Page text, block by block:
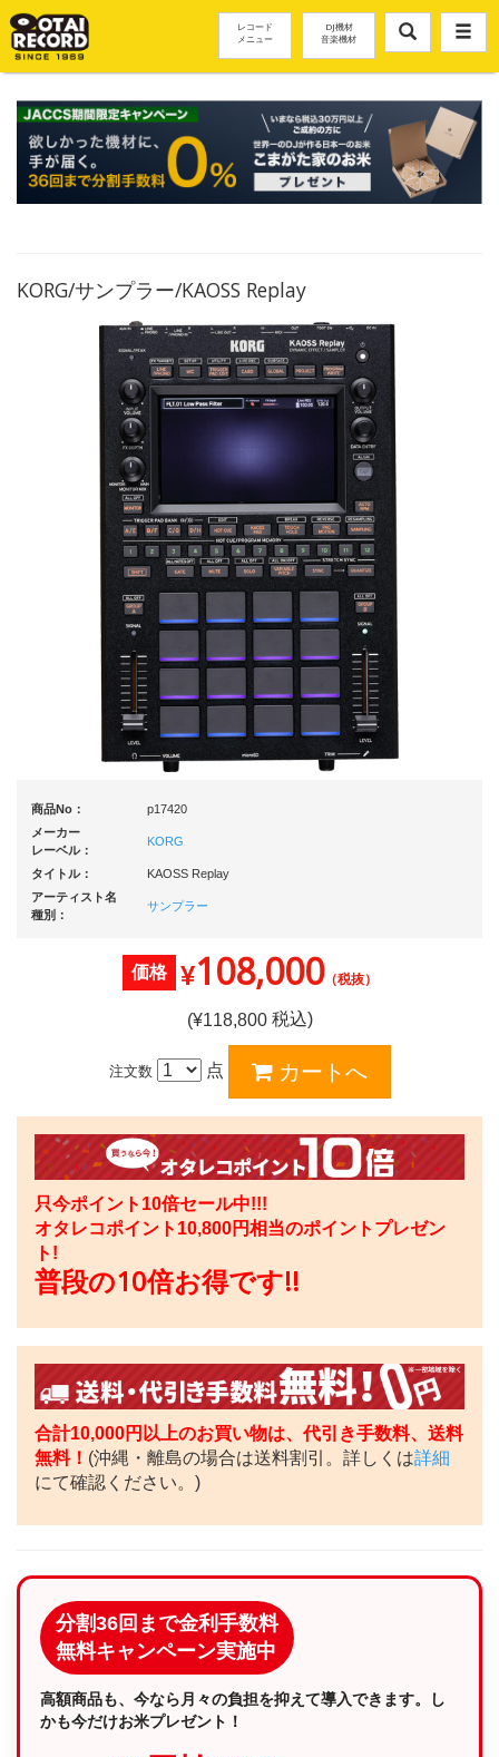
レコード
メニュー
DJ機材
音楽機材
KORG/サンプラー/KAOSS Replay
商品No：
p17420
メーカー
レーベル：
KORG
タイトル：
KAOSS Replay
アーティスト名
種別：
サンプラー
価格 ¥108,000（税抜）
(¥118,800税込)
注文数 点
只今ポイント10倍セール中!!!
オタレコポイント 10,800円相当のポイントプレゼン
ト!
普段の10倍お得です!!
合計10,000円以上のお買い物は、代引き手数料、送料
無料！ (沖縄・離島の場合は送料割引。詳しくは詳細
にて確認ください。)
分割36回まで金利手数料
無料キャンペーン実施中
高額商品も、今なら月々の負担を抑えて導入できます。し
かも今だけお米プレゼント！